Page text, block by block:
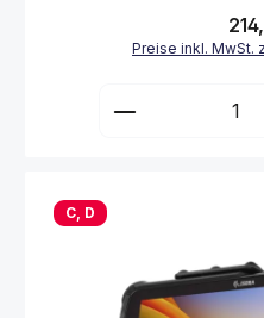
Preise inkl. MwSt.
Produkt
C, D